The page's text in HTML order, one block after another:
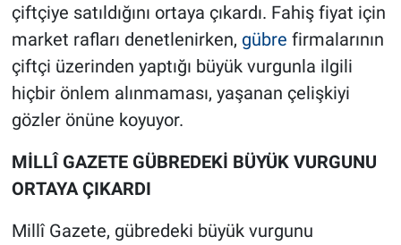
çiftçiye satıldığını ortaya çıkardı. Fahiş fiyat için
market rafları denetlenirken, gübre firmalarının
çiftçi üzerinden yaptığı büyük vurgunla ilgili
hiçbir önlem alınmaması, yaşanan çelişkiyi
gözler önüne koyuyor.
MİLLÎ GAZETE GÜBREDEKİ BÜYÜK VURGUNU
ORTAYA ÇIKARDI
Millî Gazete, gübredeki büyük vurgunu